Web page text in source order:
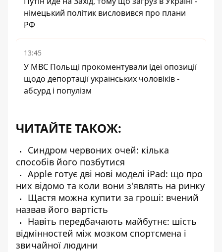
німецький політик висловився про плани
РФ
13:45
У МВС Польщі прокоментували ідеї опозиції
щодо депортації українських чоловіків -
абсурд і популізм
ЧИТАЙТЕ ТАКОЖ:
Синдром червоних очей: кілька
способів його позбутися
Apple готує дві нові моделі iPad: що про
них відомо та коли вони з'являть на ринку
Щастя можна купити за гроші: вчений
назвав його вартість
Навіть передбачають майбутнє: шість
відмінностей між мозком спортсмена і
звичайної людини